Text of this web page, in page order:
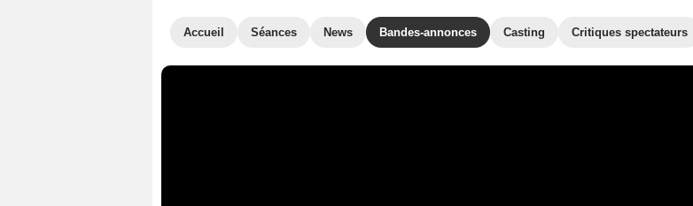
Accueil Séances News Bandes-annonces Casting Critiques spectateurs